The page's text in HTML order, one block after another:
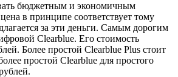
бюджетным и экономичным
в принципе соответствует тому
за эти деньги. Самым дорогим
Clearblue. Его стоимость
Более простой Clearblue Plus стоит
простой Clearblue для простого